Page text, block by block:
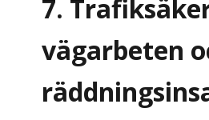
7.
vägarbeten